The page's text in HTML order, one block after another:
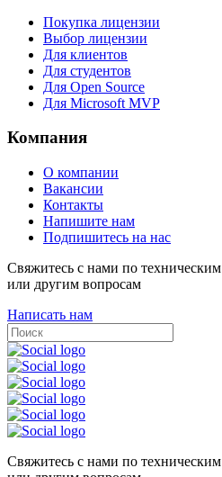
Покупка лицензии
Выбор лицензии
Для клиентов
Для студентов
Для Open Source
Для Microsoft MVP
Компания
О компании
Вакансии
Контакты
Напишите нам
Подпишитесь на нас
Свяжитесь с нами по техническим
или другим вопросам
Написать нам
Свяжитесь с нами по техническим